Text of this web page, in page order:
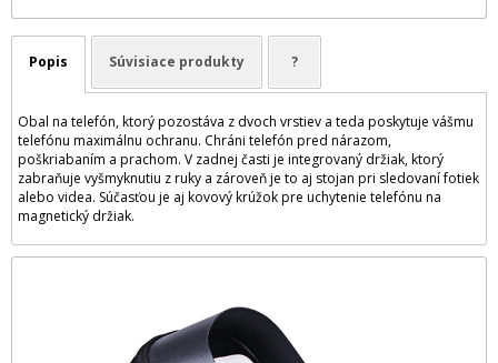
Popis Súvisiace produkty ?
Obal na telefón, ktorý pozostáva z dvoch vrstiev a teda poskytuje vášmu
telefónu maximálnu ochranu. Chráni telefón pred nárazom,
poškriabaním a prachom. V zadnej časti je integrovaný držiak, ktorý
zabraňuje vyšmyknutiu z ruky a zároveň je to aj stojan pri sledovaní fotiek
alebo videa. Súčasťou je aj kovový krúžok pre uchytenie telefónu na
magnetický držiak.